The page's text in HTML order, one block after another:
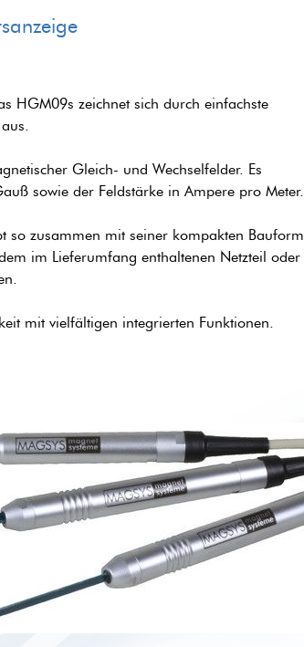
HGM09s zeichnet sich durch einfachste
Gleich- und Wechselfelder. Es
sowie der Feldstärke in Ampere pro Meter.
so zusammen mit seiner kompakten Bauform
im Lieferumfang enthaltenen Netzteil oder
mit vielfältigen integrierten Funktionen.